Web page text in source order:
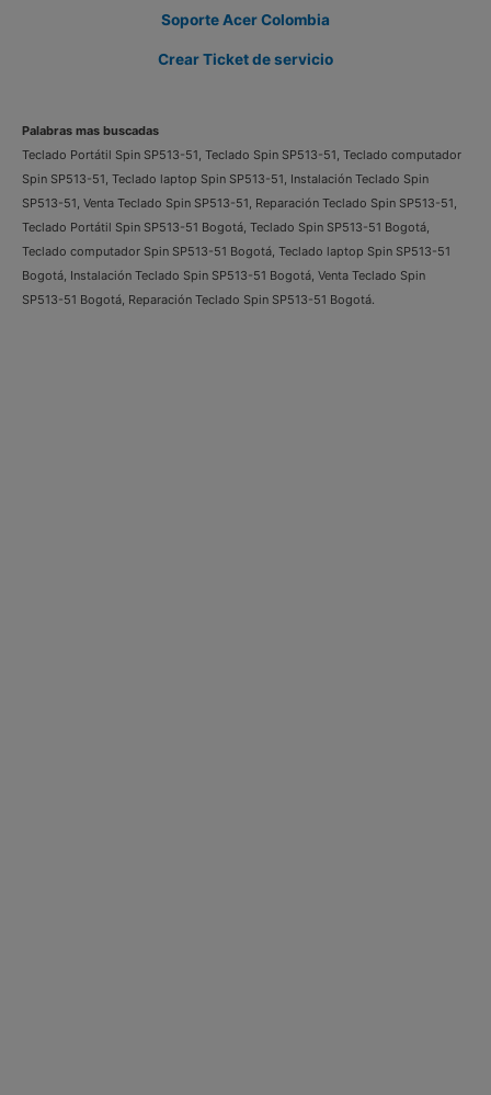
Soporte Acer Colombia
Crear Ticket de servicio
Palabras mas buscadas
Teclado Portátil Spin SP513-51, Teclado Spin SP513-51, Teclado computador
Spin SP513-51, Teclado laptop Spin SP513-51, Instalación Teclado Spin
SP513-51, Venta Teclado Spin SP513-51, Reparación Teclado Spin SP513-51,
Teclado Portátil Spin SP513-51 Bogotá, Teclado Spin SP513-51 Bogotá,
Teclado computador Spin SP513-51 Bogotá, Teclado laptop Spin SP513-51
Bogotá, Instalación Teclado Spin SP513-51 Bogotá, Venta Teclado Spin
SP513-51 Bogotá, Reparación Teclado Spin SP513-51 Bogotá.